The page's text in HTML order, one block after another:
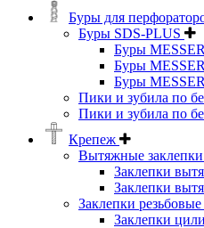
Буры для
Буры SDS-PLUS
Буры
Буры
Буры
Пики и зубила по
Пики и зубила по
Крепеж
Вытяжные
Заклепки
Заклепки
Заклепки
Заклепки